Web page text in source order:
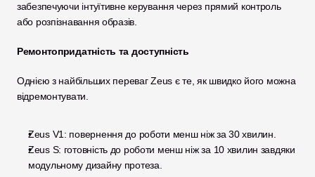
забезпечуючи інтуїтивне керування через прямий контроль
або розпізнавання образів.
Ремонтопридатність та доступність
Однією з найбільших переваг Zeus є те, як швидко його можна
відремонтувати.
Zeus V1: повернення до роботи менш ніж за 30 хвилин.
Zeus S: готовність до роботи менш ніж за 10 хвилин завдяки
модульному дизайну протеза.